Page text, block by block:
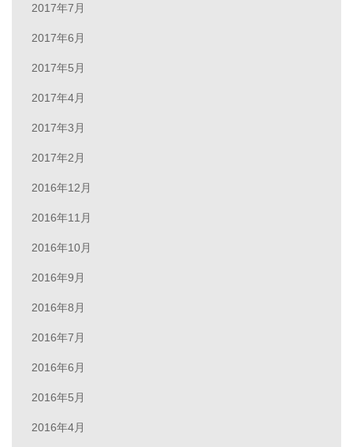
2017年7月
2017年6月
2017年5月
2017年4月
2017年3月
2017年2月
2016年12月
2016年11月
2016年10月
2016年9月
2016年8月
2016年7月
2016年6月
2016年5月
2016年4月